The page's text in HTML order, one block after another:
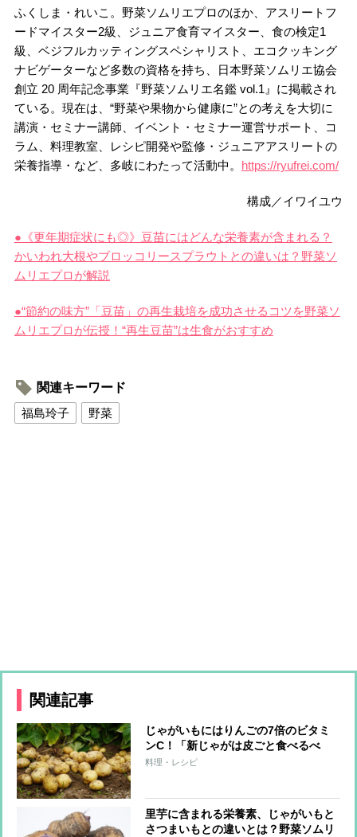
ふくしま・れいこ。野菜ソムリエプロのほか、アスリートフ
ードマイスター2級、ジュニア食育マイスター、食の検定1
級、ベジフルカッティングスペシャリスト、エコクッキング
ナビゲーターなど多数の資格を持ち、日本野菜ソムリエ協会
創立 20 周年記念事業『野菜ソムリエ名鑑 vol.1』に掲載され
ている。現在は、“野菜や果物から健康に”との考えを大切に
講演・セミナー講師、イベント・セミナー運営サポート、コ
ラム、料理教室、レシピ開発や監修・ジュニアアスリートの
栄養指導・など、多岐にわたって活動中。 https://ryufrei.com/
構成／イワイユウ
●《更年期症状にも◎》豆苗にはどんな栄養素が含まれる？
かいわれ大根やブロッコリースプラウトとの違いは？野菜ソ
ムリエプロが解説
●“節約の味方”「豆苗」の再生栽培を成功させるコツを野菜ソ
ムリエプロが伝授！“再生豆苗”は生食がおすすめ
関連キーワード
福島玲子
野菜
関連記事
じゃがいもにはりんごの7倍のビタミ
ンC！「新じゃがは皮ごと食べるべ
し」野菜ソムリエプロがすすめるのは
料理・レシピ
里芋に含まれる栄養素、じゃがいもと
さつまいもとの違いとは？野菜ソムリ